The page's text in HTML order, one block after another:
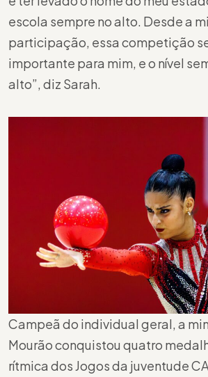
escola sempre no alto. Desde a
participação, essa competição
importante para mim, e o nível
alto”, diz Sarah.
Campeã do individual geral, a
Mourão conquistou quatro
rítmica dos Jogos da juventude